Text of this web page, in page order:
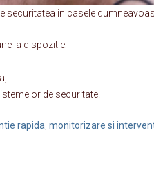
securitatea in casele
la dispozitie:
de securitate.
rapida, monitorizare si